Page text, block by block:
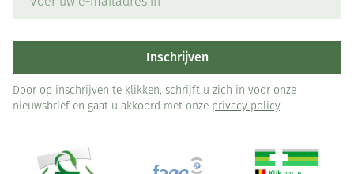
Inschrijven
Door op inschrijven te klikken, schrijft u zich in voor onze
nieuwsbrief en gaat u akkoord met onze privacy policy.